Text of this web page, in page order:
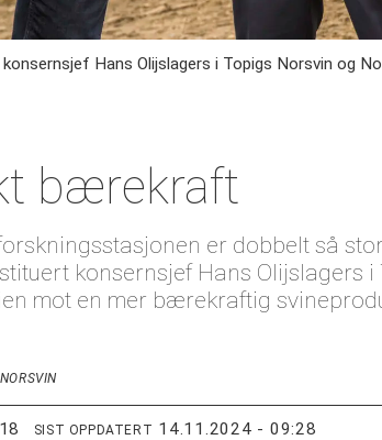
Hans Olijslagers i Topigs Norsvin og
bærekraft
er dobbelt så
konsernsjef Hans Olijslagers
mot en mer bærekraftig
SIST OPPDATERT 14.11.2024 - 09:28